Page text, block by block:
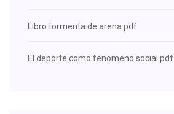
Libro tormenta de arena pdf
El deporte como fenomeno social pdf